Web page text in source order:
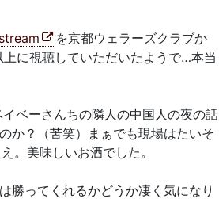
を京都ウェラーズクラブか
に視聴していただいたようで…本当
ベーさんちの隣人の中国人の夜の話
か？（苦笑）まぁでも現場はたいそ
。美味しいお酒でした。
勝ってくれるかどうか凄く気になり